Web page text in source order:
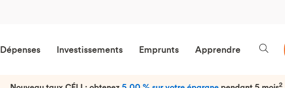
Dépenses Investissements Emprunts Apprendre
2